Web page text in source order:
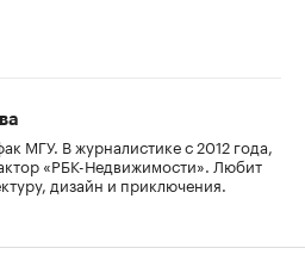
МГУ. В журналистике с 2012 года,
«РБК-Недвижимости». Любит
дизайн и приключения.